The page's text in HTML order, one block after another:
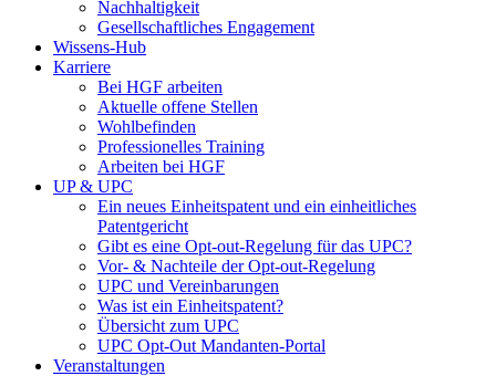
Nachhaltigkeit
Gesellschaftliches Engagement
Wissens-Hub
Karriere
Bei HGF arbeiten
Aktuelle offene Stellen
Wohlbefinden
Professionelles Training
Arbeiten bei HGF
UP & UPC
Ein neues Einheitspatent und ein einheitliches
Patentgericht
Gibt es eine Opt-out-Regelung für das UPC?
Vor- & Nachteile der Opt-out-Regelung
UPC und Vereinbarungen
Was ist ein Einheitspatent?
Übersicht zum UPC
UPC Opt-Out Mandanten-Portal
Veranstaltungen